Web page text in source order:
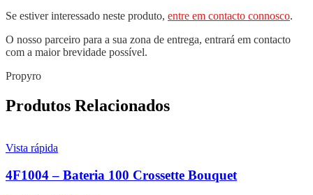
Se estiver interessado neste produto, entre em contacto connosco.
O nosso parceiro para a sua zona de entrega, entrará em contacto
com a maior brevidade possível.
Propyro
Produtos Relacionados
Vista rápida
4F1004 – Bateria 100 Crossette Bouquet